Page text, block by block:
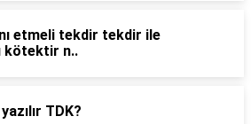
etmeli tekdir tekdir ile
kötektir n..
TDK?